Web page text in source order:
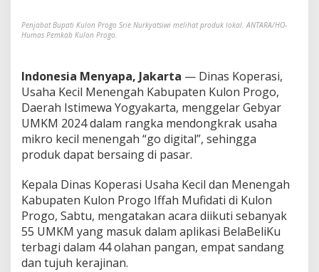
K
l
o
n
P
r
o
g
G
e
l
a
r
G
e
Penjabat Bupati Kulon Progo Srie Nurkyatsiwi melihat produk lokal. ANTARA/HO-
Humas Pemkab Kulon Progo.
Indonesia Menyapa, Jakarta — Dinas Koperasi,
Usaha Kecil Menengah Kabupaten Kulon Progo,
Daerah Istimewa Yogyakarta, menggelar Gebyar
UMKM 2024 dalam rangka mendongkrak usaha
mikro kecil menengah “go digital”, sehingga
produk dapat bersaing di pasar.
Kepala Dinas Koperasi Usaha Kecil dan Menengah
Kabupaten Kulon Progo Iffah Mufidati di Kulon
Progo, Sabtu, mengatakan acara diikuti sebanyak
55 UMKM yang masuk dalam aplikasi BelaBeliKu
terbagi dalam 44 olahan pangan, empat sandang
dan tujuh kerajinan.